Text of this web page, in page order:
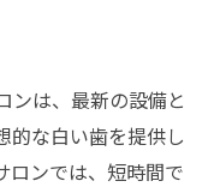
ンは、最新の設備と
的な白い歯を提供し
ロンでは、短時間で